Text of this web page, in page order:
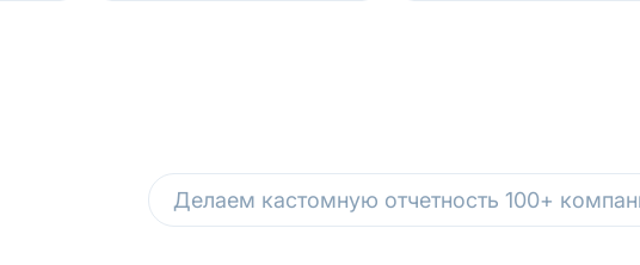
Делаем кастомную отчетность 100+